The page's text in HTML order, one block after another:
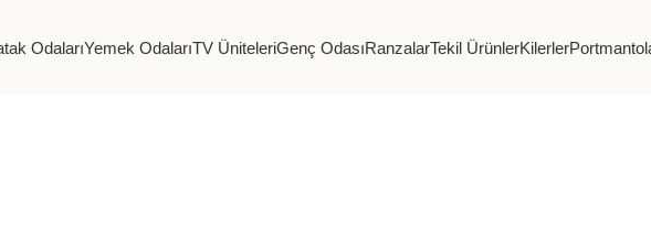
OdalarıYemek OdalarıTV ÜniteleriGenç OdasıRanzalarTekil ÜrünlerKilerler